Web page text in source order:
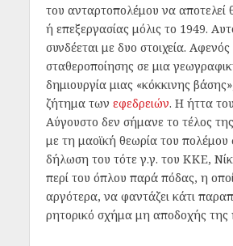
του ανταρτοπολέμου να αποτελεί
ή επεξεργασίας μόλις το 1949.
συνδέεται με δυο στοιχεία.
σταθεροποίησης σε μια
δημιουργία μιας «κόκκινης
ζήτημα των εφεδρειών. H ήττα
Αύγουστο δεν σήμανε το τέλος
με τη μαοϊκή θεωρία του
δήλωση του τότε γ.γ. του ΚΚΕ,
περί του όπλου παρά πόδας, η
αργότερα, να φαντάζει κάτι
ρητορικό σχήμα μη αποδοχής της